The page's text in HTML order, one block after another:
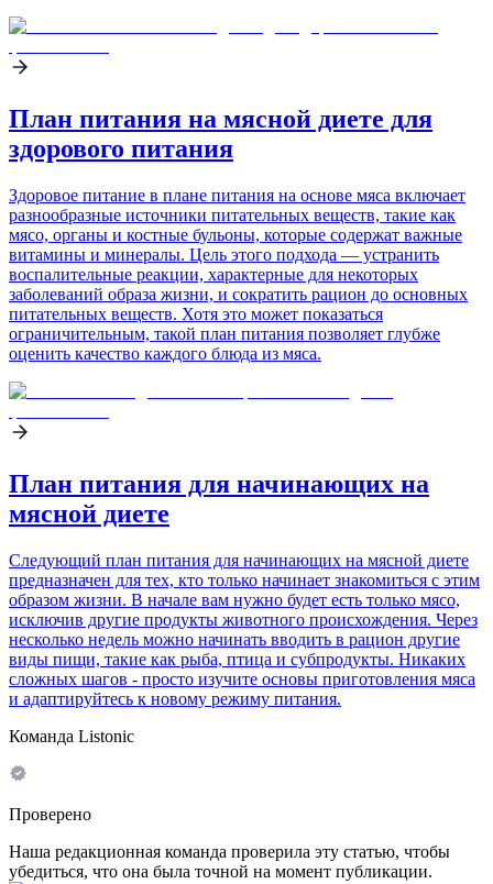
План питания на мясной диете для
здорового питания
Здоровое питание в плане питания на основе мяса включает
разнообразные источники питательных веществ, такие как
мясо, органы и костные бульоны, которые содержат важные
витамины и минералы. Цель этого подхода — устранить
воспалительные реакции, характерные для некоторых
заболеваний образа жизни, и сократить рацион до основных
питательных веществ. Хотя это может показаться
ограничительным, такой план питания позволяет глубже
оценить качество каждого блюда из мяса.
План питания для начинающих на
мясной диете
Следующий план питания для начинающих на мясной диете
предназначен для тех, кто только начинает знакомиться с этим
образом жизни. В начале вам нужно будет есть только мясо,
исключив другие продукты животного происхождения. Через
несколько недель можно начинать вводить в рацион другие
виды пищи, такие как рыба, птица и субпродукты. Никаких
сложных шагов - просто изучите основы приготовления мяса
и адаптируйтесь к новому режиму питания.
Команда Listonic
Проверено
Наша редакционная команда проверила эту статью, чтобы
убедиться, что она была точной на момент публикации.